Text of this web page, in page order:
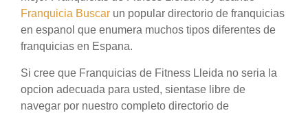
Franquicia Buscar un popular directorio de franquicias
en espanol que enumera muchos tipos diferentes de
franquicias en Espana.
Si cree que Franquicias de Fitness Lleida no seria la
opcion adecuada para usted, sientase libre de
navegar por nuestro completo directorio de